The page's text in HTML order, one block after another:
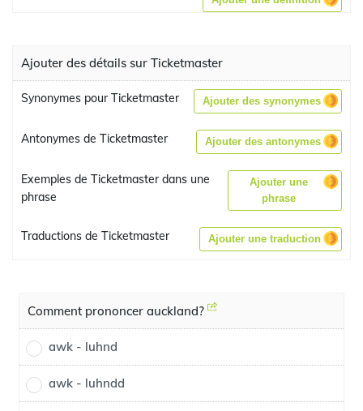
Ajouter des détails sur Ticketmaster
Synonymes pour Ticketmaster Ajouter des synonymes
Antonymes de Ticketmaster Ajouter des antonymes
Exemples de Ticketmaster dans une
phrase
Ajouter une
phrase
Traductions de Ticketmaster Ajouter une traduction
Comment prononcer auckland?
awk - luhnd
awk - luhndd